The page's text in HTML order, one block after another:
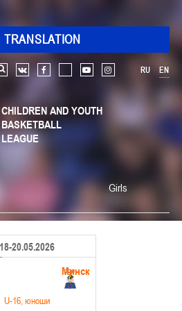
TRANSLATION
RU EN
Search vk facebook youtube instagram
CHILDREN AND YOUTH
BASKETBALL
LEAGUE
Girls
18-20.05.2026
Минск
U-16 , юноши